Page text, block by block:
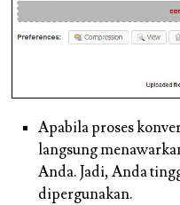
Apabila proses
langsung
Anda. Jadi, Anda
dipergunakan.